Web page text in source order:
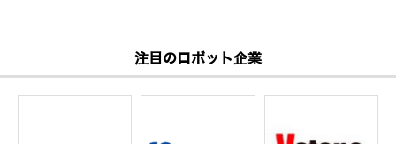
注目のロボット企業